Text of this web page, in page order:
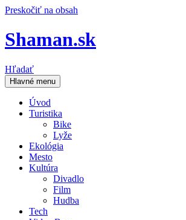
Preskočiť na obsah
Shaman.sk
Hľadať
Hlavné menu
Úvod
Turistika
Bike
Lyže
Ekológia
Mesto
Kultúra
Divadlo
Film
Hudba
Tech